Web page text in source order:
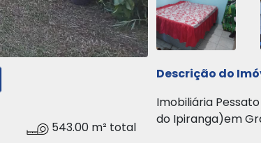
543.00 m² total
Descrição do
Imobiliária
do Ipiranga)em